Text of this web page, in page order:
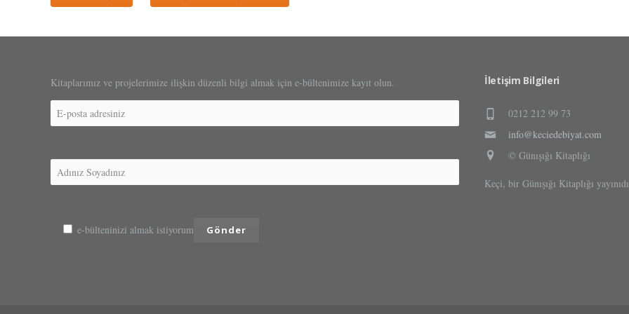
Kitaplarımız ve projelerimize ilişkin düzenli bilgi almak için e-bültenimize kayıt olun.
e-bülteninizi almak istiyorum
İletişim Bilgileri
0212 212 99 73
info@keciedebiyat.com
© Günışığı Kitaplığı
Keçi, bir Günışığı Kitaplığı